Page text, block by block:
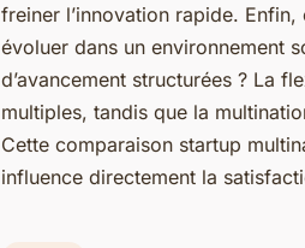
freiner l’innovation rapide.
évoluer dans un environnement
d’avancement structurées ? La
multiples, tandis que la
Cette comparaison startup
influence directement la